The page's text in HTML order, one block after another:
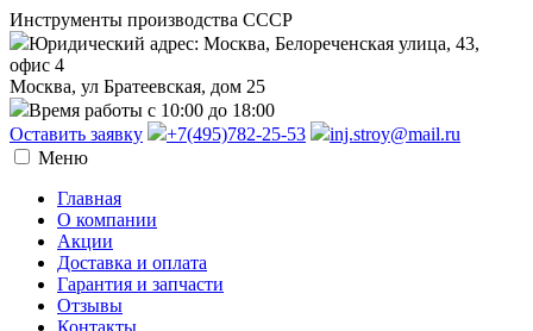
Инструменты производства СССР
Юридический адрес: Москва, Белореченская улица, 43,
офис 4
Москва, ул Братеевская, дом 25
Время работы с 10:00 до 18:00
Оставить заявку
+7(495)782-25-53
inj.stroy@mail.ru
Меню
Главная
О компании
Акции
Доставка и оплата
Гарантия и запчасти
Отзывы
Контакты